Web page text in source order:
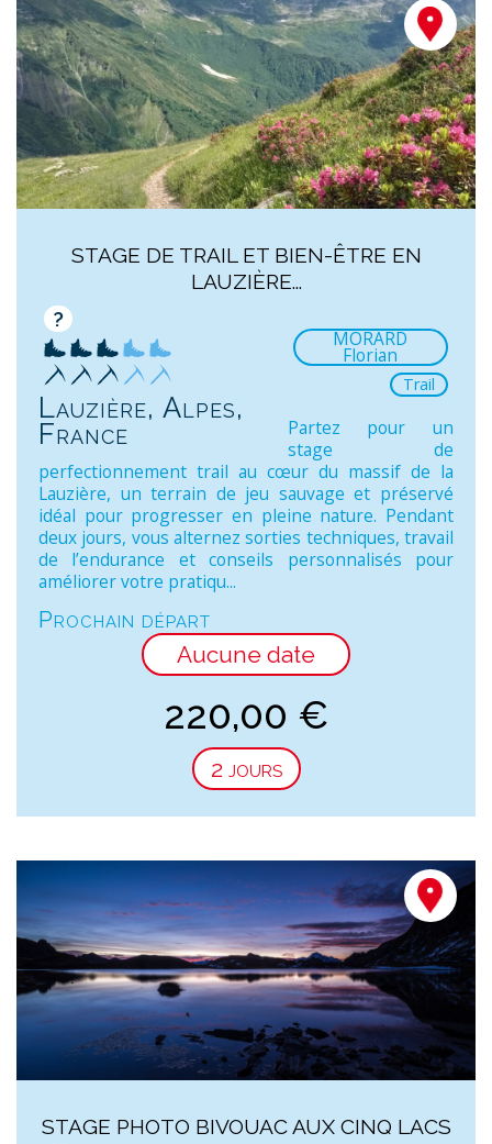
STAGE DE TRAIL ET BIEN-ÊTRE EN
LAUZIÈRE...
?
Lauzière, Alpes,
France
MORARD
Florian
Trail
Partez pour un
stage de
perfectionnement trail au cœur du massif de la
Lauzière, un terrain de jeu sauvage et préservé
idéal pour progresser en pleine nature. Pendant
deux jours, vous alternez sorties techniques, travail
de l’endurance et conseils personnalisés pour
améliorer votre pratiqu...
Prochain départ
Aucune date
220,00 €
2 jours
STAGE PHOTO BIVOUAC AUX CINQ LACS